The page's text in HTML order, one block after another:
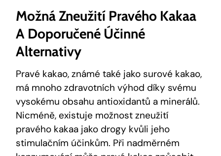
Možná Zneužití Pravého Kakaa
A Doporučené Účinné
Alternativy
Pravé kakao, známé také jako surové kakao,
má mnoho zdravotních výhod díky svému
vysokému obsahu antioxidantů a minerálů.
Nicméně, existuje možnost zneužití
pravého kakaa jako drogy kvůli jeho
stimulačním účinkům. Při nadměrném